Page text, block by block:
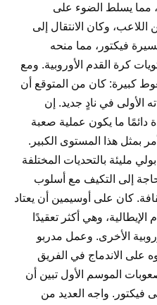
مما يسلط الضوء على
وكان الانتقال إلى
فيكتور، مما منحه
كرة القدم الأوروبية. ومع
كبيرة: كان من المتوقع أن
الأولى في نادٍ جديد. إن
دائمًا ما يكون عملية صعبة
بمثل هذا المستوى الكبير.
مليئة بالتحديات المختلفة
إلى التكيف مع أسلوب
كان على أوسيمين أن يعتاد
وهي أكثر تعقيدًا
الأخرى. وعمل مدربو
الاندماج في الفريق
الموسم الأول تبين أن
صعباً على فيكتور. واجه العديد من